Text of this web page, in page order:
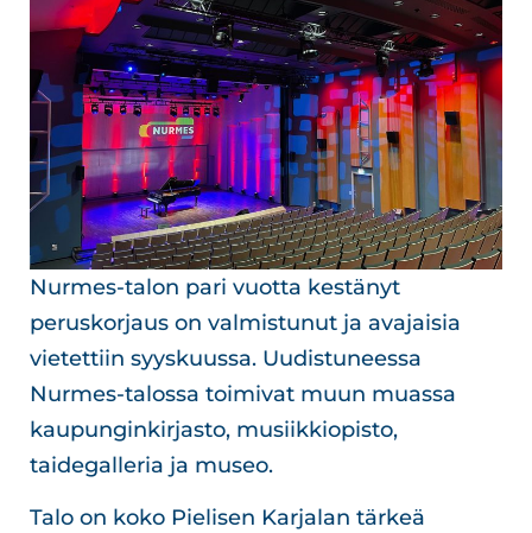
Nurmes-talon pari vuotta kestänyt
peruskorjaus on valmistunut ja avajaisia
vietettiin syyskuussa. Uudistuneessa
Nurmes-talossa toimivat muun muassa
kaupunginkirjasto, musiikkiopisto,
taidegalleria ja museo.
Talo on koko Pielisen Karjalan tärkeä